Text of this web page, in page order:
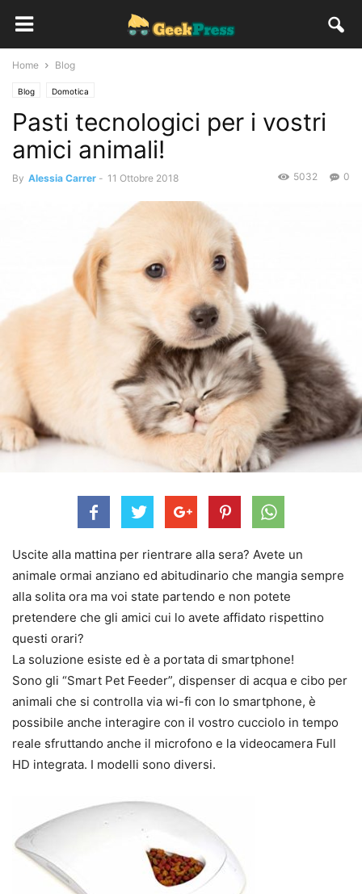
Home Blog
Blog Domotica
Pasti tecnologici per i vostri
amici animali!
By Alessia Carrer - 11 Ottobre 2018 0
5032
Uscite alla mattina per rientrare alla sera? Avete un
animale ormai anziano ed abitudinario che mangia sempre
alla solita ora ma voi state partendo e non potete
pretendere che gli amici cui lo avete affidato rispettino
questi orari?
La soluzione esiste ed è a portata di smartphone!
Sono gli “Smart Pet Feeder”, dispenser di acqua e cibo per
animali che si controlla via wi-fi con lo smartphone, è
possibile anche interagire con il vostro cucciolo in tempo
reale sfruttando anche il microfono e la videocamera Full
HD integrata. I modelli sono diversi.